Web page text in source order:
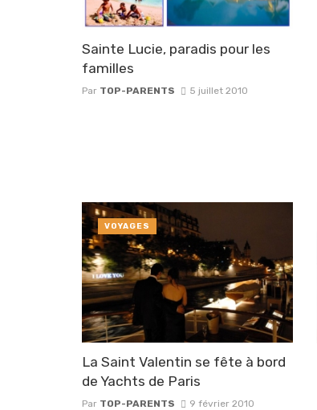
Sainte Lucie, paradis pour les
familles
Par TOP-PARENTS 5 juillet 2010
La Saint Valentin se fête à bord
de Yachts de Paris
Par TOP-PARENTS 9 février 2010
VOYAGES